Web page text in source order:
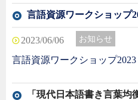
言語資源ワークショップ
2023/06/06 お知らせ
言語資源ワークショップ
「現代日本語書き言葉